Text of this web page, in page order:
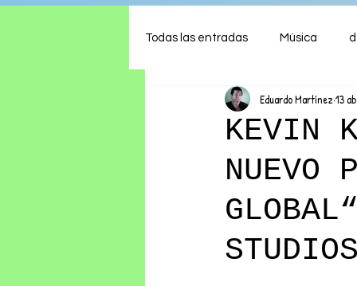
Todas las entradas Música
Shows Comida
Ambiente Hogar
KEVIN
NUEVO
Eduardo Martínez 13